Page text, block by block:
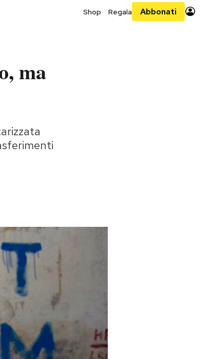
Shop Regala Abbonati
ma